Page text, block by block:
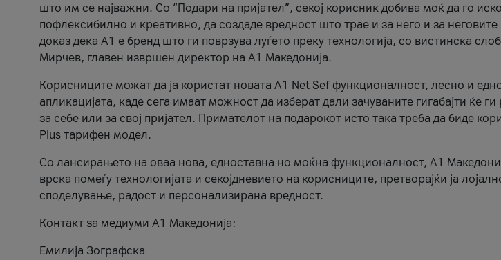
што им се најважни. Со “Подари на пријател”, секој корисник добива моќ да го
пофлексибилно и креативно, да создаде вредност што трае и за него и за
доказ дека А1 е бренд што ги поврзува луѓето преку технологија, со вистинска
Мирчев, главен извршен директор на А1 Македонија.
Корисниците можат да ја користат новата А1 Net Sef функционалност, лесно и
апликацијата, каде сега имаат можност да изберат дали зачуваните гигабајти ќе
за себе или за свој пријател. Примателот на подарокот исто така треба да биде
Plus тарифен модел.
Со лансирањето на оваа нова, едноставна но моќна функционалност, А1
врска помеѓу технологијата и секојдневието на корисниците, претворајќи ја
споделување, радост и персонализирана вредност.
Контакт за медиуми А1 Македонија:
Емилија Зографска